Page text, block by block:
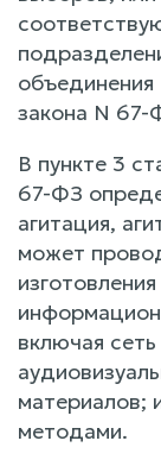
объединения
закона N 67-
В пункте 3
67-ФЗ
агитация,
может
включая
материалов;
методами.